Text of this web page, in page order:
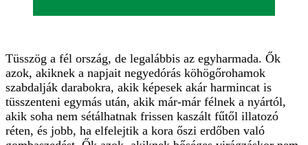
Tüsszög a fél ország, de legalábbis az egyharmada. Ők
azok, akiknek a napjait negyedórás köhögőrohamok
szabdalják darabokra, akik képesek akár harmincat is
tüsszenteni egymás után, akik már-már félnek a nyártól,
akik soha nem sétálhatnak frissen kaszált fűtől illatozó
réten, és jobb, ha elfelejtik a kora őszi erdőben való